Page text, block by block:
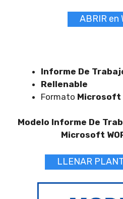
ABRIR en
Informe De
Rellenable
Formato Microsoft
Modelo Informe De
Microsoft
LLENAR